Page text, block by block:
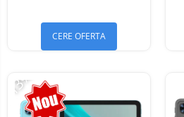
CERE OFERTA
-13%